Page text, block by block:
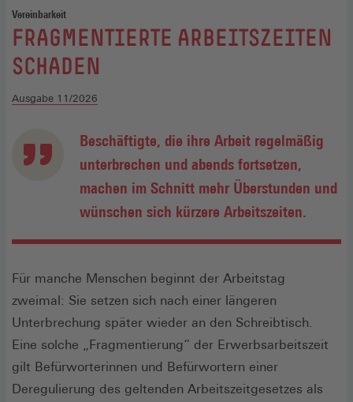
Vereinbarkeit
:
FRAGMENTIERTE ARBEITSZEITEN
SCHADEN
Ausgabe 11/2026
Beschäftigte, die ihre Arbeit regelmäßig
unterbrechen und abends fortsetzen,
machen im Schnitt mehr Überstunden und
wünschen sich kürzere Arbeitszeiten.
Für manche Menschen beginnt der Arbeitstag
zweimal: Sie setzen sich nach einer längeren
Unterbrechung später wieder an den Schreibtisch.
Eine solche „Fragmentierung“ der Erwerbsarbeitszeit
gilt Befürworterinnen und Befürwortern einer
Deregulierung des geltenden Arbeitszeitgesetzes als